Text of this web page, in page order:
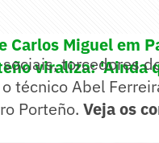
Carlos Miguel em
viraliza: 'Ainda
torcedores
técnico Abel
Porteño. Veja os